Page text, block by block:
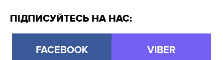
ПІДПИСУЙТЕСЬ НА НАС:
FACEBOOK VIBER